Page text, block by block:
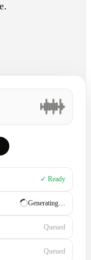
✓ Ready
✓ Ready
Generating…
Queued